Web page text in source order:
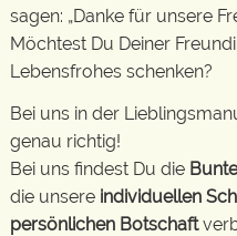
sagen: „Danke für unsere
Möchtest Du Deiner
Lebensfrohes schenken?
Bei uns in der
genau richtig!
Bei uns findest Du die
die unsere individuellen
persönlichen Botschaft